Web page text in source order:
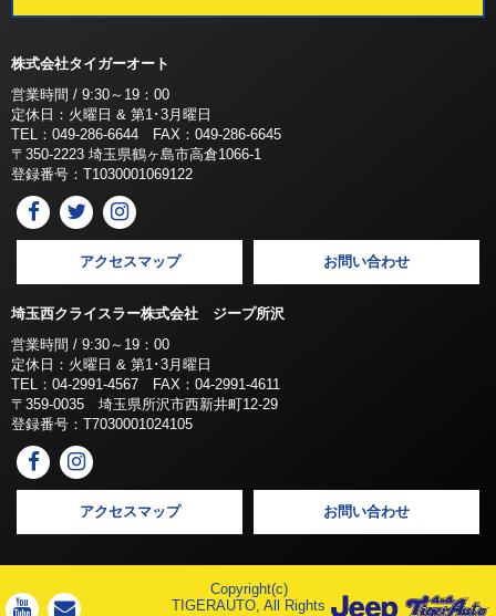
株式会社タイガーオート
営業時間 / 9:30～19：00
定休日：火曜日 & 第1･3月曜日
TEL：049-286-6644 FAX：049-286-6645
〒350-2223 埼玉県鶴ヶ島市高倉1066-1
登録番号：T1030001069122
アクセスマップ お問い合わせ
埼玉西クライスラー株式会社 ジープ所沢
営業時間 / 9:30～19：00
定休日：火曜日 & 第1･3月曜日
TEL：04-2991-4567 FAX：04-2991-4611
〒359-0035 埼玉県所沢市西新井町12-29
登録番号：T7030001024105
アクセスマップ お問い合わせ
Copyright(c)
TIGERAUTO, All Rights